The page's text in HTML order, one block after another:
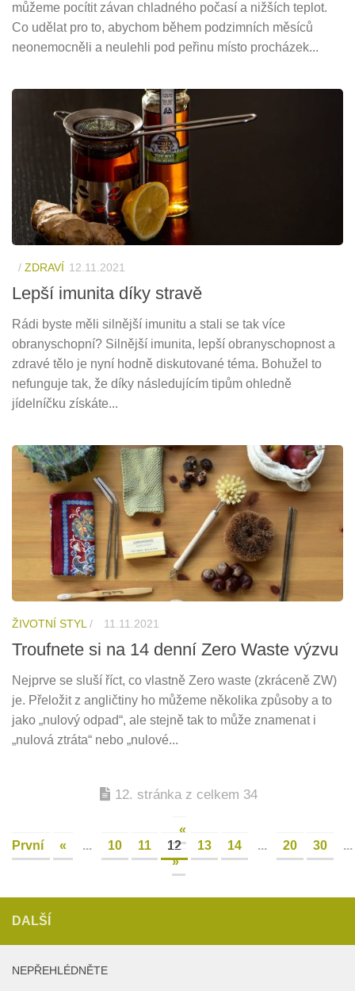
můžeme pocítit závan chladného počasí a nižších teplot.
Co udělat pro to, abychom během podzimních měsíců
neonemocněli a neulehli pod peřinu místo procházek...
/ ZDRAVÍ 12.11.2021
Lepší imunita díky stravě
Rádi byste měli silnější imunitu a stali se tak více
obranyschopní? Silnější imunita, lepší obranyschopnost a
zdravé tělo je nyní hodně diskutované téma. Bohužel to
nefunguje tak, že díky následujícím tipům ohledně
jídelníčku získáte...
ŽIVOTNÍ STYL / 11.11.2021
Troufnete si na 14 denní Zero Waste výzvu
Nejprve se sluší říct, co vlastně Zero waste (zkráceně ZW)
je. Přeložit z angličtiny ho můžeme několika způsoby a to
jako „nulový odpad“, ale stejně tak to může znamenat i
„nulová ztráta“ nebo „nulové...
12. stránka z celkem 34
«
První
« ... 10 11 12 13 14 ... 20 30
...
»
DALŠÍ
NEPŘEHLÉDNĚTE